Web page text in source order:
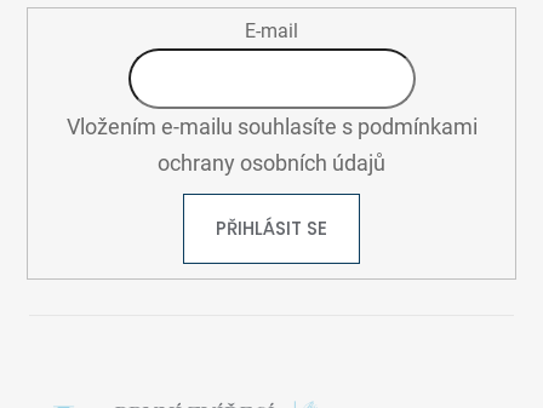
E-mail
Vložením e-mailu souhlasíte s podmínkami
ochrany osobních údajů
PŘIHLÁSIT SE